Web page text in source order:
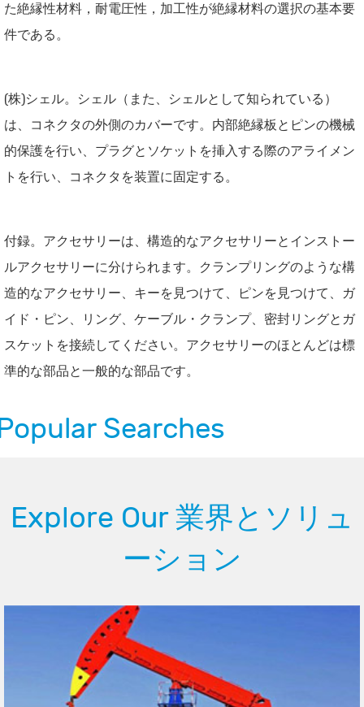
た絶縁性材料，耐電圧性，加工性が絶縁材料の選択の基本要
件である。
(株)シェル。シェル（また、シェルとして知られている）
は、コネクタの外側のカバーです。内部絶縁板とピンの機械
的保護を行い、プラグとソケットを挿入する際のアライメン
トを行い、コネクタを装置に固定する。
付録。アクセサリーは、構造的なアクセサリーとインストー
ルアクセサリーに分けられます。クランプリングのような構
造的なアクセサリー、キーを見つけて、ピンを見つけて、ガ
イド・ピン、リング、ケーブル・クランプ、密封リングとガ
スケットを接続してください。アクセサリーのほとんどは標
準的な部品と一般的な部品です。
Searches
Explore Our 業界とソリュ
ーション